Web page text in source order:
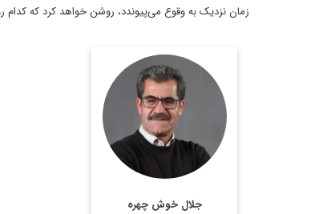
زمان نزدیک به وقوع می‌پیوندد، روشن خواهد کرد که کدام
جلال خوش چهره
روزنامه‌نگار و تحلیلگر
مسائل بین‌الملل
اطلاعات بیشتر